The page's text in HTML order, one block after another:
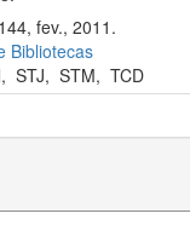
fev., 2011.
Bibliotecas
, STJ, STM, TCD